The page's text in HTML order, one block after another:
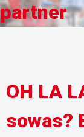
partner
OH LA
sowas?